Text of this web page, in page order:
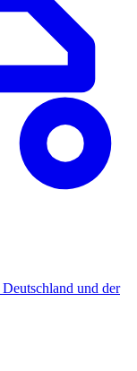
und der